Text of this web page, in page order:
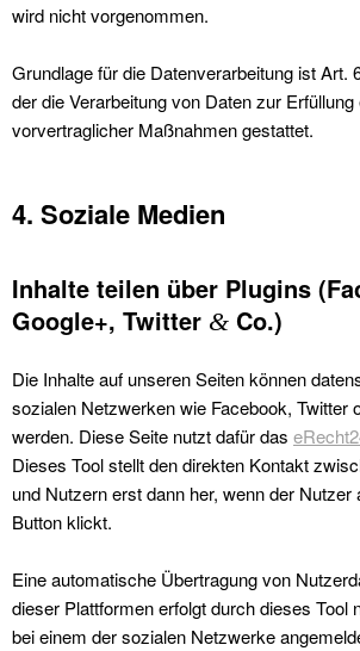
wird nicht vorgenom­men.
Grund­lage für die Daten­ver­ar­beitung ist Art.
der die Ver­ar­beitung von Dat­en zur
vorver­traglich­er Maß­nah­men ges­tat­tet.
4. Soziale Medien
Inhalte teilen über Plugins
Google+, Twitter & Co.)
Die Inhalte auf unseren Seit­en kön­nen
sozialen Net­zw­erken wie Face­book, Twit­ter
wer­den. Diese Seite nutzt dafür das
Dieses Tool stellt den direk­ten Kon­takt
und Nutzern erst dann her, wenn der
But­ton klickt.
Eine automa­tis­che Über­tra­gung von
dieser Plat­tfor­men erfol­gt durch dieses Tool
bei einem der sozialen Net­zw­erke